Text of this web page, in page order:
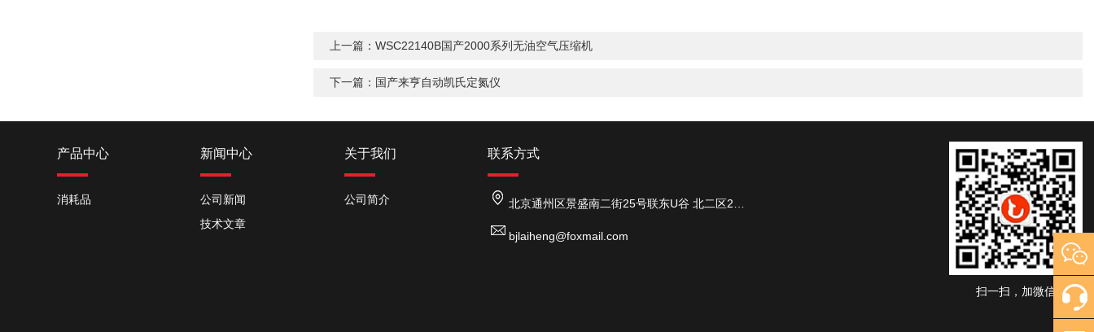
上一篇： WSC22140B国产2000系列无油空气压缩机
下一篇： 国产来亨自动凯氏定氮仪
产品中心
消耗品
新闻中心
公司新闻
技术文章
关于我们
公司简介
联系方式
北京通州区景盛南二街25号联东U谷 北二区26号楼
bjlaiheng@foxmail.com
扫一扫，加微信